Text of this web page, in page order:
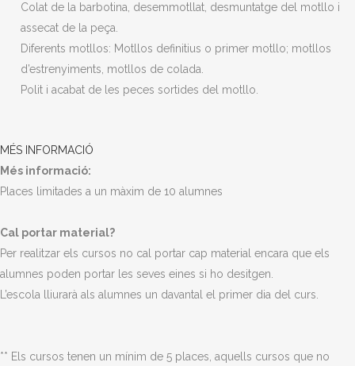
Colat de la barbotina, desemmotllat, desmuntatge del motllo i
assecat de la peça.
Diferents motllos: Motllos definitius o primer motllo; motllos
d’estrenyiments, motllos de colada.
Polit i acabat de les peces sortides del motllo.
MÉS INFORMACIÓ
Més informació:
Places limitades a un màxim de 10 alumnes
Cal portar material?
Per realitzar els cursos no cal portar cap material encara que els
alumnes poden portar les seves eines si ho desitgen.
L’escola lliurarà als alumnes un davantal el primer dia del curs.
** Els cursos tenen un mínim de 5 places, aquells cursos que no